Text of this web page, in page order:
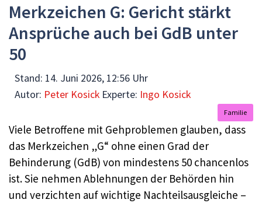
Merkzeichen G: Gericht stärkt
Ansprüche auch bei GdB unter
50
Stand: 14. Juni 2026, 12:56 Uhr
Autor: Peter Kosick Experte: Ingo Kosick
Familie
Viele Betroffene mit Gehproblemen glauben, dass
das Merkzeichen „G“ ohne einen Grad der
Behinderung (GdB) von mindestens 50 chancenlos
ist. Sie nehmen Ablehnungen der Behörden hin
und verzichten auf wichtige Nachteilsausgleiche –